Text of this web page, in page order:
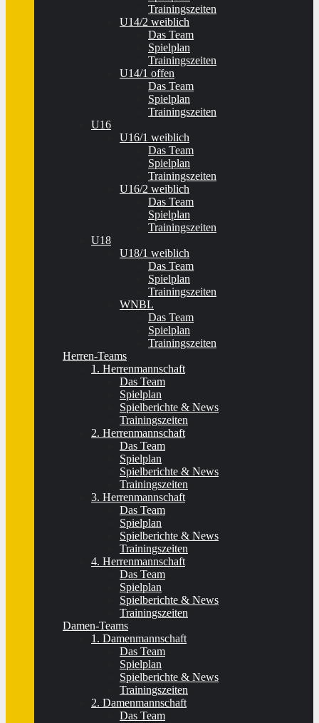
Trainingszeiten
U14/2 weiblich
Das Team
Spielplan
Trainingszeiten
U14/1 offen
Das Team
Spielplan
Trainingszeiten
U16
U16/1 weiblich
Das Team
Spielplan
Trainingszeiten
U16/2 weiblich
Das Team
Spielplan
Trainingszeiten
U18
U18/1 weiblich
Das Team
Spielplan
Trainingszeiten
WNBL
Das Team
Spielplan
Trainingszeiten
Herren-Teams
1. Herrenmannschaft
Das Team
Spielplan
Spielberichte & News
Trainingszeiten
2. Herrenmannschaft
Das Team
Spielplan
Spielberichte & News
Trainingszeiten
3. Herrenmannschaft
Das Team
Spielplan
Spielberichte & News
Trainingszeiten
4. Herrenmannschaft
Das Team
Spielplan
Spielberichte & News
Trainingszeiten
Damen-Teams
1. Damenmannschaft
Das Team
Spielplan
Spielberichte & News
Trainingszeiten
2. Damenmannschaft
Das Team